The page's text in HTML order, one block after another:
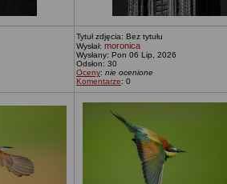
Tytuł zdjęcia: Bez tytułu
Wysłał: moronica
Wysłany: Pon 06 Lip, 2026
Odsłon: 30
Oceny: nie ocenione
Komentarze: 0